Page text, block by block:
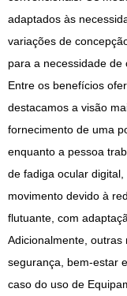
adaptados às
variações de
para a necessidade de
Entre os benefícios
destacamos a visão
fornecimento de uma
enquanto a pessoa
de fadiga ocular
movimento devido à
flutuante, com
Adicionalmente,
segurança, bem-estar
caso do uso de